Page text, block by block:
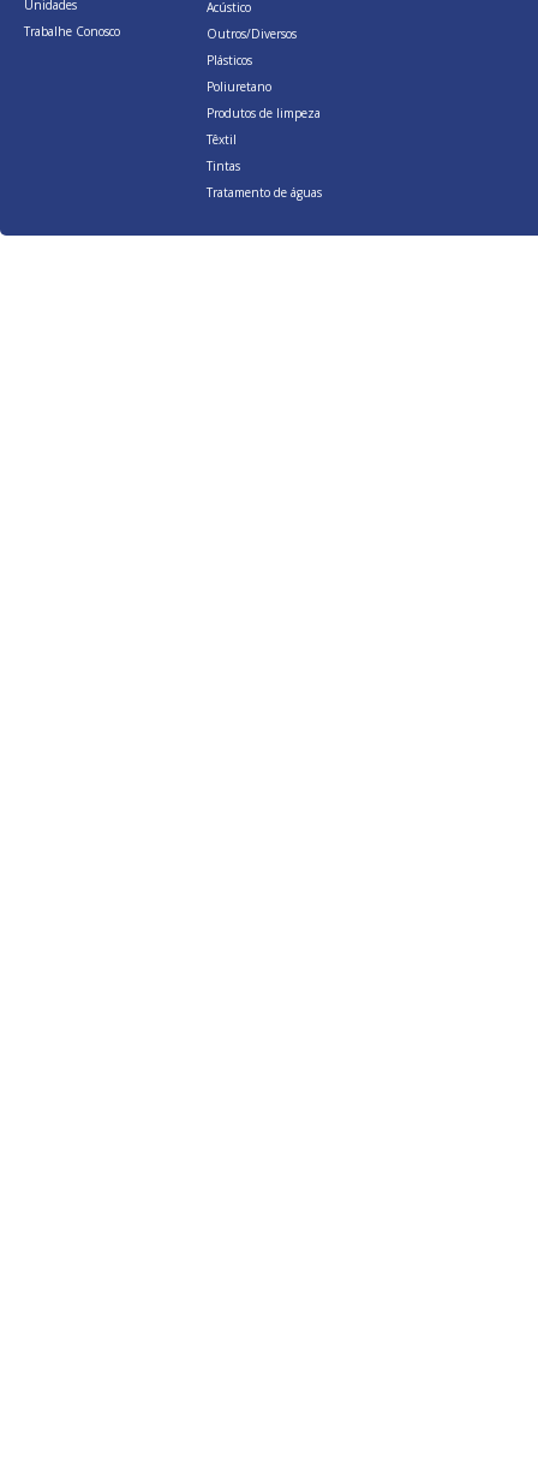
Unidades
Trabalhe Conosco
Acústico
Outros/Diversos
Plásticos
Poliuretano
Produtos de limpeza
Têxtil
Tintas
Tratamento de águas